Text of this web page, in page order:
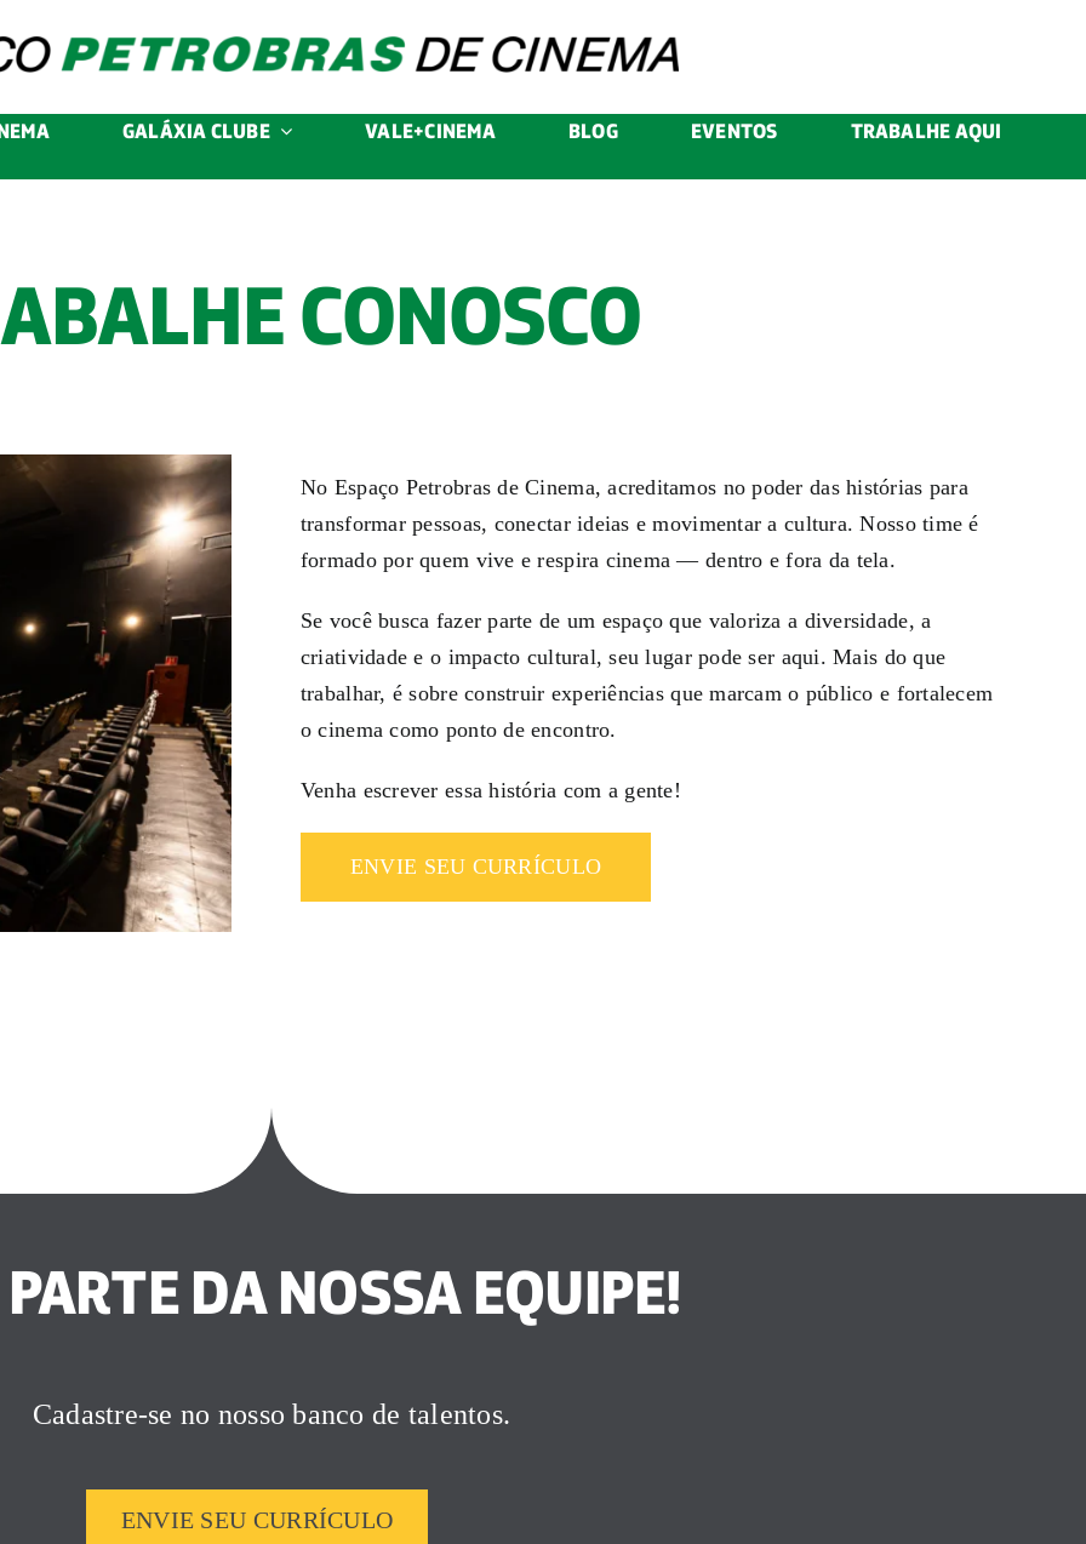
GALÁXIA CLUBE VALE+CINEMA BLOG EVENTOS TRABALHE AQUI
CONOSCO
No Espaço Petrobras de Cinema, acreditamos no poder das histórias para
transformar pessoas, conectar ideias e movimentar a cultura. Nosso time é
formado por quem vive e respira cinema — dentro e fora da tela.
Se você busca fazer parte de um espaço que valoriza a diversidade, a
criatividade e o impacto cultural, seu lugar pode ser aqui. Mais do que
trabalhar, é sobre construir experiências que marcam o público e fortalecem
o cinema como ponto de encontro.
Venha escrever essa história com a gente!
ENVIE SEU CURRÍCULO
DA NOSSA EQUIPE!
Cadastre-se no nosso banco de talentos.
ENVIE SEU CURRÍCULO